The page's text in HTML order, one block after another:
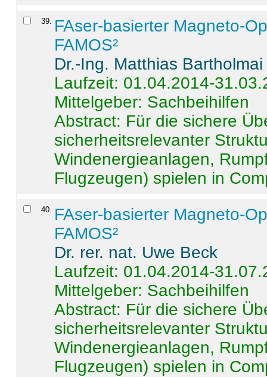
39. FAser-basierter Magneto-
FAMOS²
Dr.-Ing. Matthias Bartholmai
Laufzeit: 01.04.2014-
Mittelgeber: Sachbeihilfen
Abstract: Für die sichere
sicherheitsrelevanter
Windenergieanlagen,
Flugzeugen) spielen in
40. FAser-basierter Magneto-
FAMOS²
Dr. rer. nat. Uwe Beck
Laufzeit: 01.04.2014-
Mittelgeber: Sachbeihilfen
Abstract: Für die sichere
sicherheitsrelevanter
Windenergieanlagen,
Flugzeugen) spielen in